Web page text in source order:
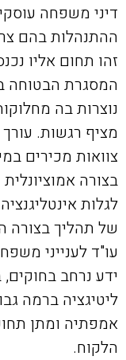
דיני משפחה
ההתנהלות בהם
זהו תחום אליו
המסגרת הבטוחה
נוצרות בה
מציף רגשות. עורך
צוואות מכירים
בצורה
לגלות
של תהליך בצורה
עו"ד לענייני
ידע נרחב
ליטיגציה ברמה
אמפתיה ומתן
הלקוח.